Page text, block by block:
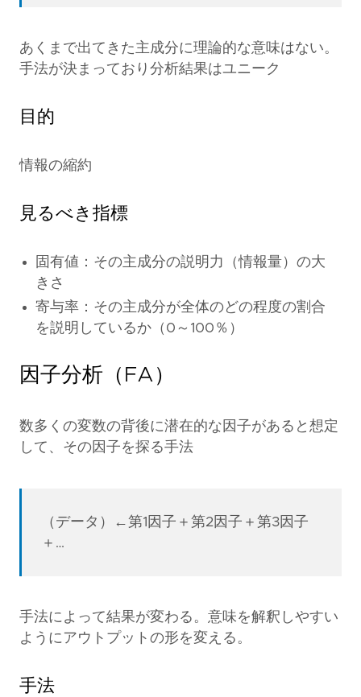
あくまで出てきた主成分に理論的な意味はない。
手法が決まっており分析結果はユニーク
目的
情報の縮約
見るべき指標
固有値：その主成分の説明力（情報量）の大
きさ
寄与率：その主成分が全体のどの程度の割合
を説明しているか（0～100％）
因子分析（FA）
数多くの変数の背後に潜在的な因子があると想定
して、その因子を探る手法
（データ）←第1因子＋第2因子＋第3因子
＋…
手法によって結果が変わる。意味を解釈しやすい
ようにアウトプットの形を変える。
手法